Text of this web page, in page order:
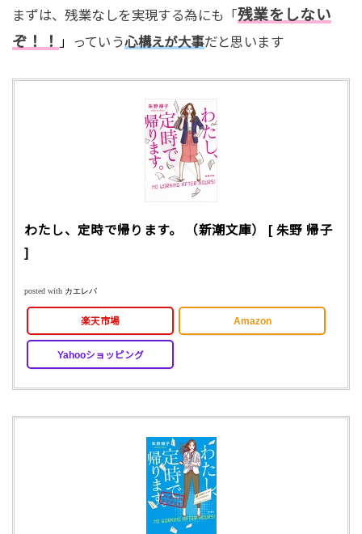
まずは、残業なしを実現する為にも「残業をしない
ぞ！！
」 っていう心構えが大事だと思います
わたし、定時で帰ります。 （新潮文庫） [ 朱野 帰子
]
posted with カエレバ
楽天市場 Amazon
Yahooショッピング